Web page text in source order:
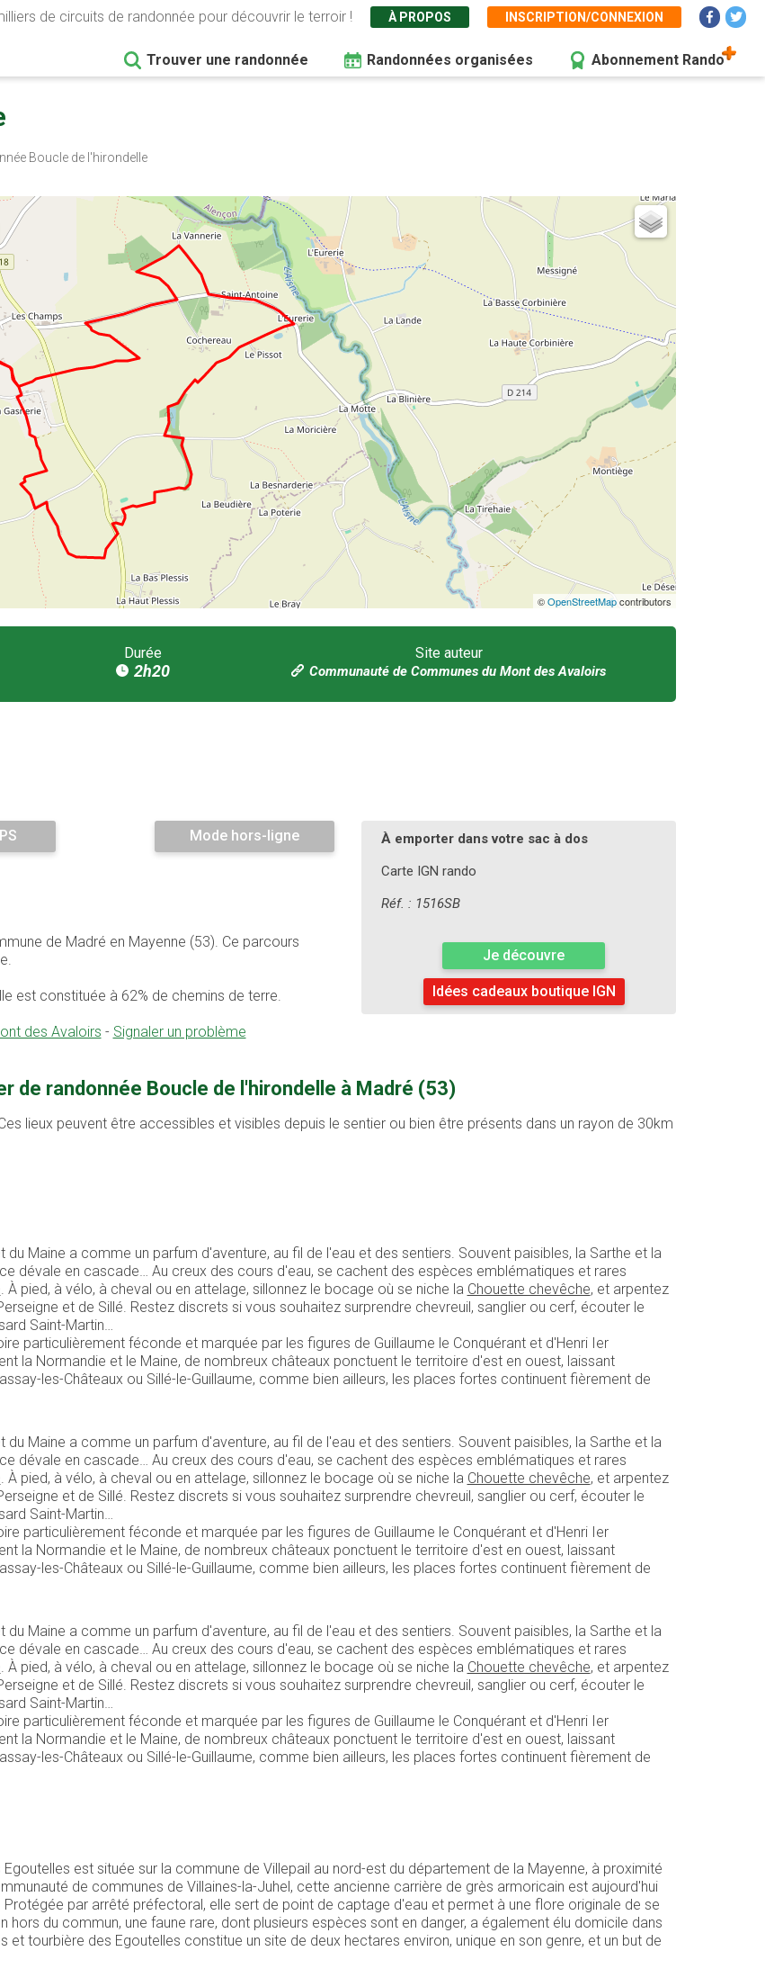
de circuits de randonnée pour découvrir le terroir ! À PROPOS INSCRIPTION/CONNEXION
Trouver une randonnée Randonnées organisées Abonnement Rando
Boucle de l'hirondelle
©OpenStreetMapcontributors
Durée
2h20
Site auteur
Communauté de Communes du Mont des Avaloirs
Mode hors-ligne
de Madré en Mayenne (53). Ce parcours
est constituée à 62% de chemins de terre.
des Avaloirs - Signaler un problème
À emporter dans votre sac à dos
Carte IGN rando
Réf. : 1516SB
Je découvre
Idées cadeaux boutique IGN
de randonnée Boucle de l'hirondelle à Madré (53)
lieux peuvent être accessibles et visibles depuis le sentier ou bien être présents dans un rayon de 30km
Maine a comme un parfum d'aventure, au fil de l'eau et des sentiers. Souvent paisibles, la Sarthe et la
dévale en cascade… Au creux des cours d'eau, se cachent des espèces emblématiques et rares
. À pied, à vélo, à cheval ou en attelage, sillonnez le bocage où se niche la Chouette chevêche, et arpentez
et de Sillé. Restez discrets si vous souhaitez surprendre chevreuil, sanglier ou cerf, écouter le
Saint-Martin…
particulièrement féconde et marquée par les figures de Guillaume le Conquérant et d'Henri Ier
la Normandie et le Maine, de nombreux châteaux ponctuent le territoire d'est en ouest, laissant
les-Châteaux ou Sillé-le-Guillaume, comme bien ailleurs, les places fortes continuent fièrement de
Maine a comme un parfum d'aventure, au fil de l'eau et des sentiers. Souvent paisibles, la Sarthe et la
dévale en cascade… Au creux des cours d'eau, se cachent des espèces emblématiques et rares
. À pied, à vélo, à cheval ou en attelage, sillonnez le bocage où se niche la Chouette chevêche, et arpentez
et de Sillé. Restez discrets si vous souhaitez surprendre chevreuil, sanglier ou cerf, écouter le
Saint-Martin…
particulièrement féconde et marquée par les figures de Guillaume le Conquérant et d'Henri Ier
la Normandie et le Maine, de nombreux châteaux ponctuent le territoire d'est en ouest, laissant
les-Châteaux ou Sillé-le-Guillaume, comme bien ailleurs, les places fortes continuent fièrement de
Maine a comme un parfum d'aventure, au fil de l'eau et des sentiers. Souvent paisibles, la Sarthe et la
dévale en cascade… Au creux des cours d'eau, se cachent des espèces emblématiques et rares
. À pied, à vélo, à cheval ou en attelage, sillonnez le bocage où se niche la Chouette chevêche, et arpentez
et de Sillé. Restez discrets si vous souhaitez surprendre chevreuil, sanglier ou cerf, écouter le
Saint-Martin…
particulièrement féconde et marquée par les figures de Guillaume le Conquérant et d'Henri Ier
la Normandie et le Maine, de nombreux châteaux ponctuent le territoire d'est en ouest, laissant
les-Châteaux ou Sillé-le-Guillaume, comme bien ailleurs, les places fortes continuent fièrement de
est située sur la commune de Villepail au nord-est du département de la Mayenne, à proximité
de communes de Villaines-la-Juhel, cette ancienne carrière de grès armoricain est aujourd'hui
par arrêté préfectoral, elle sert de point de captage d'eau et permet à une flore originale de se
du commun, une faune rare, dont plusieurs espèces sont en danger, a également élu domicile dans
et tourbière des Egoutelles constitue un site de deux hectares environ, unique en son genre, et un but de